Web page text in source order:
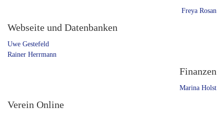
Freya Rosan
Webseite und Datenbanken
Uwe Gestefeld
Rainer Herrmann
Finanzen
Marina Holst
Verein Online